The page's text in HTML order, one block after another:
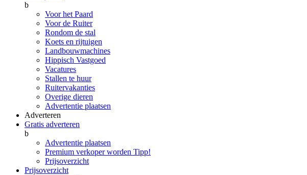
b
Voor het Paard
Voor de Ruiter
Rondom de stal
Koets en rijtuigen
Landbouwmachines
Hippisch Vastgoed
Vacatures
Stallen te huur
Ruitervakanties
Overige dieren
Advertentie plaatsen
Adverteren
Gratis adverteren
b
Advertentie plaatsen
Premium verkoper worden Tipp!
Prijsoverzicht
Prijsoverzicht